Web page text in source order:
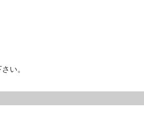
い。